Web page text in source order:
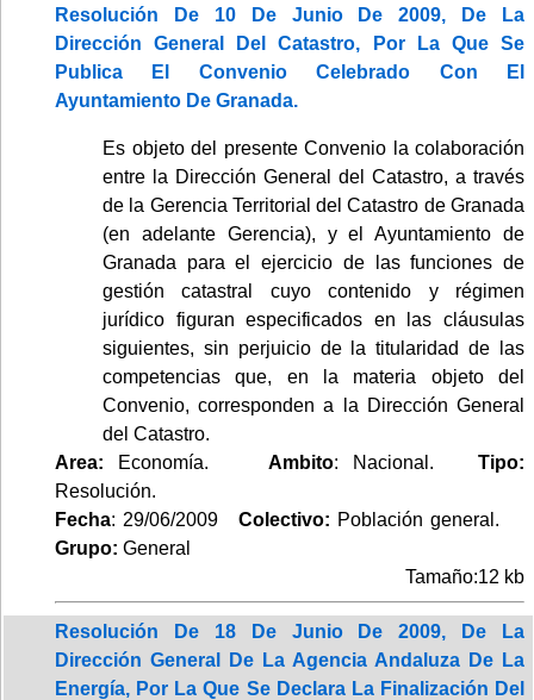
Resolución De 10 De Junio De 2009, De La
Dirección General Del Catastro, Por La Que Se
Publica El Convenio Celebrado Con El
Ayuntamiento De Granada.
Es objeto del presente Convenio la colaboración
entre la Dirección General del Catastro, a través
de la Gerencia Territorial del Catastro de Granada
(en adelante Gerencia), y el Ayuntamiento de
Granada para el ejercicio de las funciones de
gestión catastral cuyo contenido y régimen
jurídico figuran especificados en las cláusulas
siguientes, sin perjuicio de la titularidad de las
competencias que, en la materia objeto del
Convenio, corresponden a la Dirección General
del Catastro.
Area: Economía. Ambito: Nacional.Tipo:
Resolución.
Fecha: 29/06/2009Colectivo: Población general.
Grupo: General
Tamaño:12 kb
Resolución De 18 De Junio De 2009, De La
Dirección General De La Agencia Andaluza De La
Energía, Por La Que Se Declara La Finalización Del